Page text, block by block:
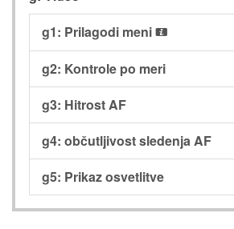
g1: Prilagodi meni i
g2: Kontrole po meri
g3: Hitrost AF
g4: občutljivost sledenja AF
g5: Prikaz osvetlitve